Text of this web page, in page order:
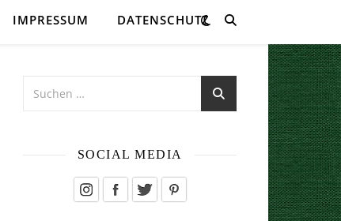
IMPRESSUM DATENSCHUTZ
SOCIAL MEDIA